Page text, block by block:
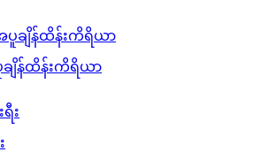
ျိန်ထိန်းကိရိယာ